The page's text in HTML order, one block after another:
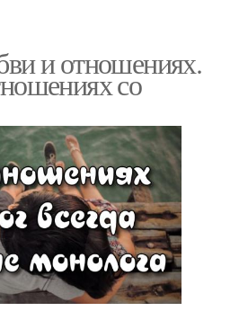
и отношениях.
со